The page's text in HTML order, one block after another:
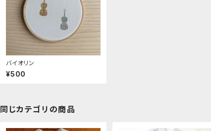
バイオリン
¥500
同じカテゴリの商品